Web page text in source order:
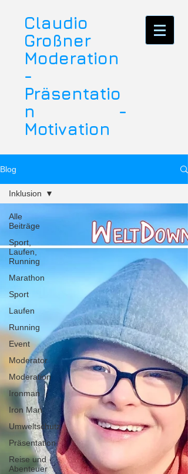
Claudio
Großner
Moderation
-
Präsentatio
n -
Motivation
Blog
Alle
Beiträge
Sport,
Laufen,
Running
Marathon
Sport
Laufen
Running
Event
Moderator
Moderation
Ironman
Iron Man
Umweltschutz
Präsentation
Reise und
Abenteuer
Inklusion